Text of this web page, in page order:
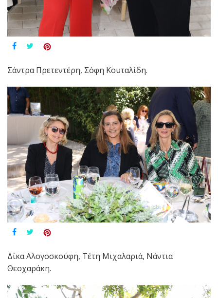
Σάντρα Πρετεντέρη, Σόφη Κουταλίδη.
Δίκα Αλογοσκούφη, Τέτη Μιχαλαριά, Νάντια
Θεοχαράκη.